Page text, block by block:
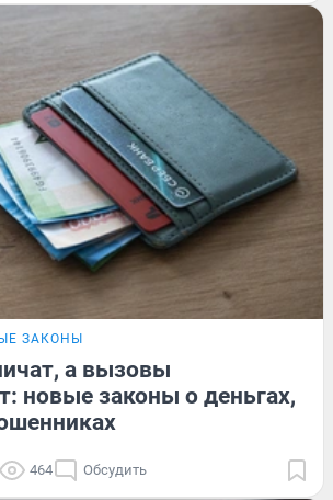
ЗАКОНЫ
а вызовы
новые законы о деньгах,
464 Обсудить